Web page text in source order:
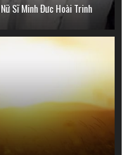
Sĩ Minh Đưc Hoài Trinh